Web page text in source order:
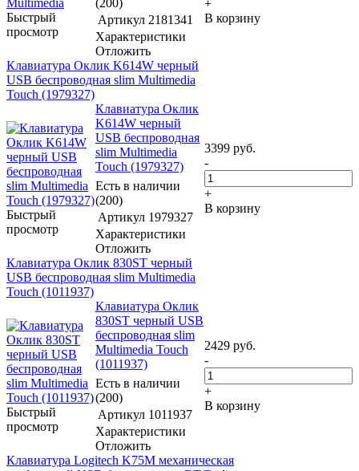
Быстрый
просмотр
Артикул 2181341
Характеристики
Отложить
+
В корзину
Клавиатура Оклик K614W черный
USB беспроводная slim Multimedia
Touch (1979327)
Быстрый
просмотр
Клавиатура Оклик
K614W черный
USB беспроводная
slim Multimedia
Touch (1979327)
Есть в наличии
(200)
Артикул 1979327
Характеристики
Отложить
3399 руб.
-
+
В корзину
Клавиатура Оклик 830ST черный
USB беспроводная slim Multimedia
Touch (1011937)
Быстрый
просмотр
Клавиатура Оклик
830ST черный USB
беспроводная slim
Multimedia Touch
(1011937)
Есть в наличии
(200)
Артикул 1011937
Характеристики
Отложить
2429 руб.
-
+
В корзину
Клавиатура Logitech K75M механическая